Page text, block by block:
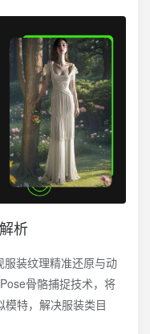
析
装纹理精准还原与动
骨骼捕捉技术，将
特，解决服装类目